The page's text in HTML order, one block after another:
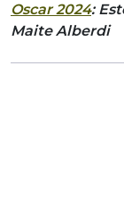
Oscar 2024:
Maite Alberdi